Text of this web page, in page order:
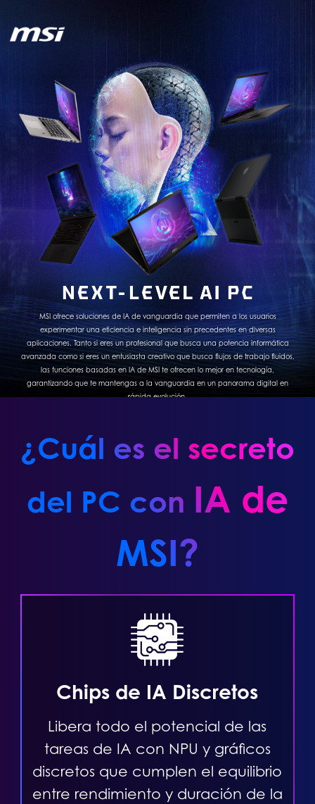
MSI ofrece soluciones de IA de vanguardia que permiten a los usuarios
experimentar una eficiencia e inteligencia sin precedentes en diversas
aplicaciones. Tanto si eres un profesional que busca una potencia informática
avanzada como si eres un entusiasta creativo que busca flujos de trabajo fluidos,
las funciones basadas en IA de MSI te ofrecen lo mejor en tecnología,
garantizando que te mantengas a la vanguardia en un panorama digital en
rápida evolución.
¿Cuál es el secreto
del PC con IA de
MSI?
Chips de IA Discretos
Libera todo el potencial de las
tareas de IA con NPU y gráficos
discretos que cumplen el equilibrio
entre rendimiento y duración de la